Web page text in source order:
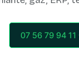
07 56 79 94